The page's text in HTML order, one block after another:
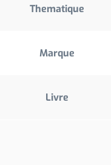
Thematique
Marque
Livre